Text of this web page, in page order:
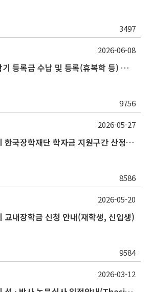
3497
2026학년도 제2학기 등록금 수납 및 등록(휴복학 등) 일정 안내
9756
2026-06-08
2026학년도 2학기 한국장학재단 학자금 지원구간 산정 신청 안내
8586
2026-05-27
교내장학금 신청 안내(재학생, 신입생)
9584
2026-05-20
2026-03-12